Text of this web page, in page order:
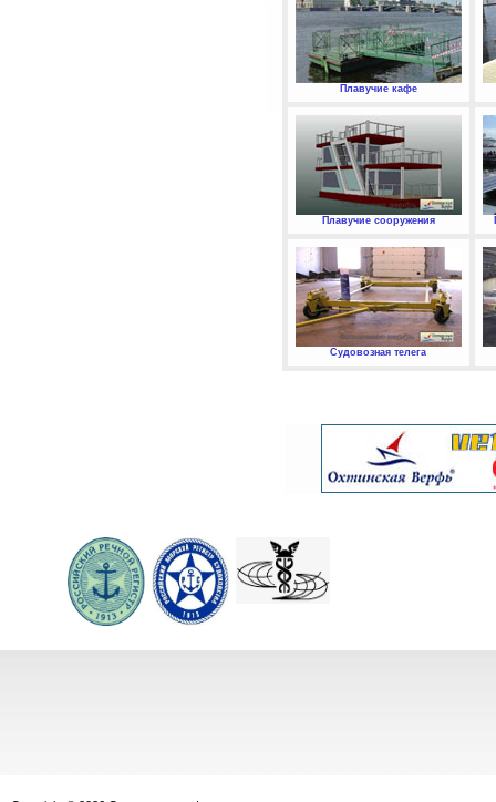
Плавучие кафе
Плавучие сооружения
Судовозная телега